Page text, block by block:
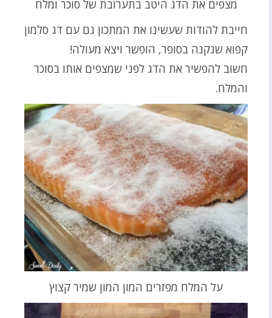
מצפים את הדג היטב בתערובת של סוכר ומלח
חייבת להודות שעשינו את המתכון גם עם דג סלמון
קפוא שנקנה בסופר, הופשר ויצא מעולה!
חשוב להפשיר את הדג לפני שמצפים אותו בסוכר
והמלח.
על המלח מפזרים המון המון שמיר קצוץ